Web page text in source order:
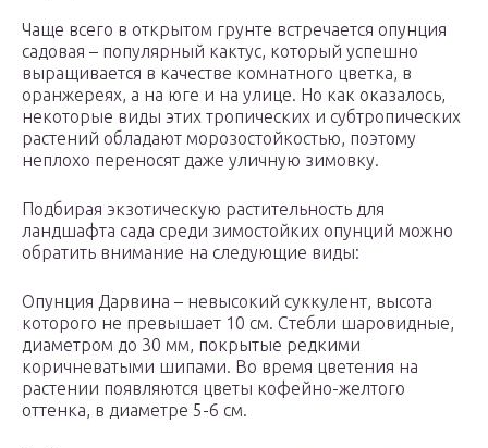
Чаще всего в открытом грунте встречается опунция
садовая – популярный кактус, который успешно
выращивается в качестве комнатного цветка, в
оранжереях, а на юге и на улице. Но как оказалось,
некоторые виды этих тропических и субтропических
растений обладают морозостойкостью, поэтому
неплохо переносят даже уличную зимовку.
Подбирая экзотическую растительность для
ландшафта сада среди зимостойких опунций можно
обратить внимание на следующие виды:
Опунция Дарвина – невысокий суккулент, высота
которого не превышает 10 см. Стебли шаровидные,
диаметром до 30 мм, покрытые редкими
коричневатыми шипами. Во время цветения на
растении появляются цветы кофейно-желтого
оттенка, в диаметре 5-6 см.